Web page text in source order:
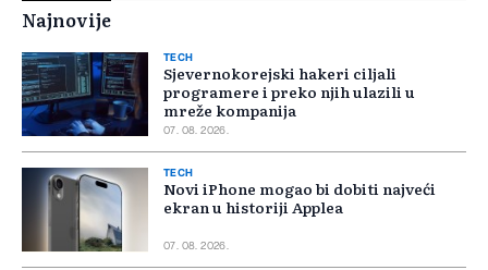
Najnovije
TECH
Sjevernokorejski hakeri ciljali
programere i preko njih ulazili u
mreže kompanija
07. 08. 2026.
TECH
Novi iPhone mogao bi dobiti najveći
ekran u historiji Applea
07. 08. 2026.